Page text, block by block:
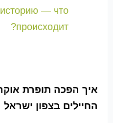
— что
происходит?
איך הפכה תופרת
החיילים בצפון ישראל